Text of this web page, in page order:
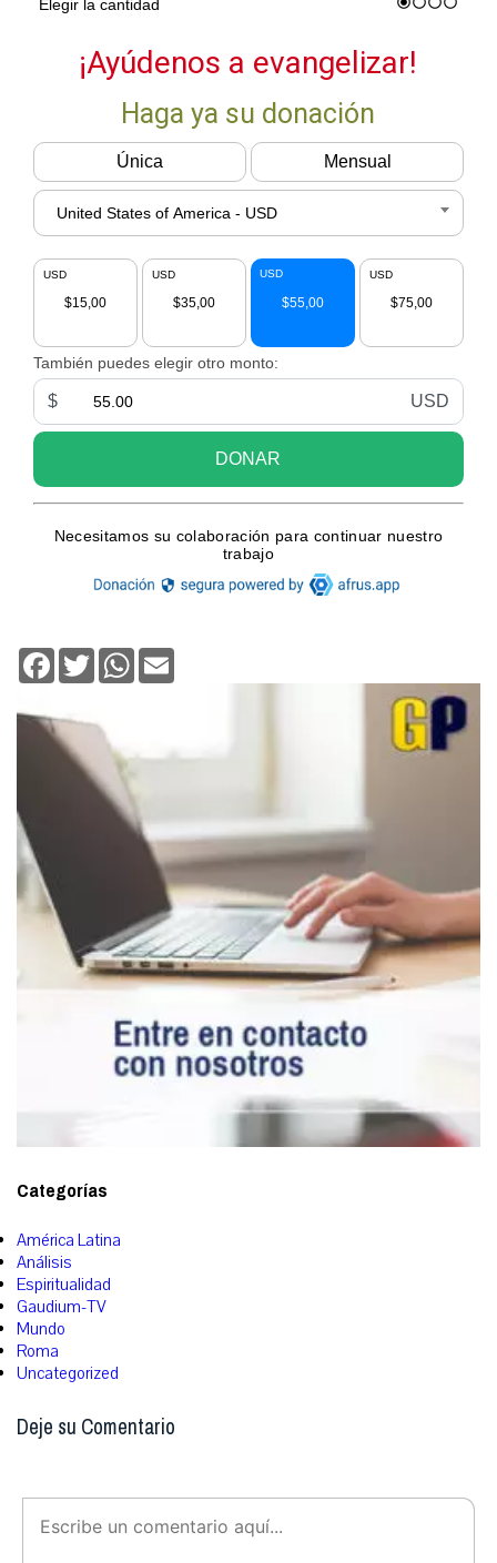
Facebook
TwitterWhatsApp
Categorías
América Latina
Análisis
Espiritualidad
Gaudium-TV
Mundo
Roma
Uncategorized
Deje su Comentario